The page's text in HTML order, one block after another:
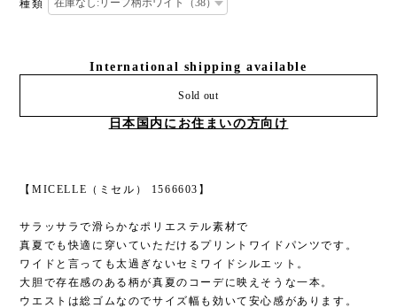
種類
International shipping available
Sold out
日本国内にお住まいの方向け
【MICELLE（ミセル） 1566603】
サラッサラで滑らかなポリエステル素材で
真夏でも快適に穿いていただけるプリントワイドパンツです。
ワイドと言っても太過ぎないセミワイドシルエット。
大胆で存在感のある柄が真夏のコーデに映えそうな一本。
ウエストは総ゴムなのでサイズ幅も効いて安心感があります。